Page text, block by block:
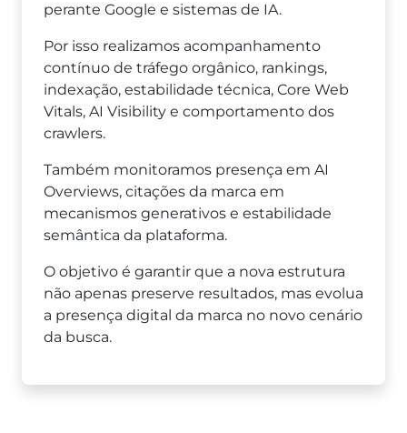
perante Google e sistemas de IA.
Por isso realizamos acompanhamento
contínuo de tráfego orgânico, rankings,
indexação, estabilidade técnica, Core Web
Vitals, AI Visibility e comportamento dos
crawlers.
Também monitoramos presença em AI
Overviews, citações da marca em
mecanismos generativos e estabilidade
semântica da plataforma.
O objetivo é garantir que a nova estrutura
não apenas preserve resultados, mas evolua
a presença digital da marca no novo cenário
da busca.